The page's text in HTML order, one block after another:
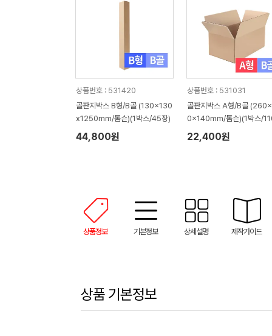
상품번호 : 531420
골판지박스 B형/B골 (130x130
x1250mm/톰슨)(1박스/45장)
44,800원
상품번호 : 531031
골판지박스 A형/B골
0x140mm/톰슨)(1박스/
장)
22,400원
상품정보 기본정보 상세설명 제작가이드
상품 기본정보